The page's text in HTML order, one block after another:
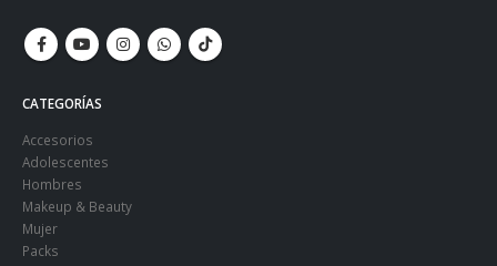
CATEGORÍAS
Accesorios
Adolescentes
Hombres
Makeup & Beauty
Mujer
Packs